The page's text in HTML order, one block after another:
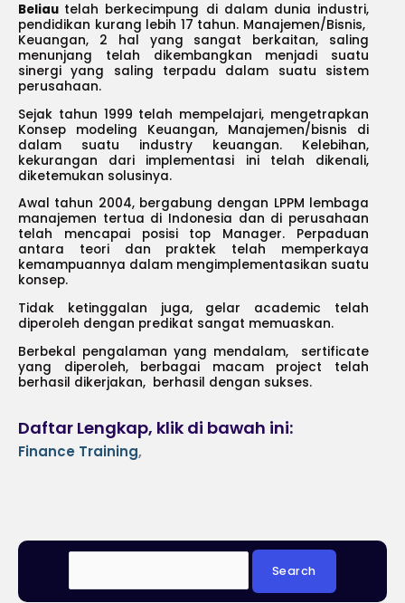
Beliau telah berkecimpung di dalam dunia industri,
pendidikan kurang lebih 17 tahun. Manajemen/Bisnis,
Keuangan, 2 hal yang sangat berkaitan, saling
menunjang telah dikembangkan menjadi suatu
sinergi yang saling terpadu dalam suatu sistem
perusahaan.
Sejak tahun 1999 telah mempelajari, mengetrapkan
Konsep modeling Keuangan, Manajemen/bisnis di
dalam suatu industry keuangan. Kelebihan,
kekurangan dari implementasi ini telah dikenali,
diketemukan solusinya.
Awal tahun 2004, bergabung dengan LPPM lembaga
manajemen tertua di Indonesia dan di perusahaan
telah mencapai posisi top Manager. Perpaduan
antara teori dan praktek telah memperkaya
kemampuannya dalam mengimplementasikan suatu
konsep.
Tidak ketinggalan juga, gelar academic telah
diperoleh dengan predikat sangat memuaskan.
Berbekal pengalaman yang mendalam, sertificate
yang diperoleh, berbagai macam project telah
berhasil dikerjakan, berhasil dengan sukses.
Daftar Lengkap, klik di bawah ini:
Finance Training,